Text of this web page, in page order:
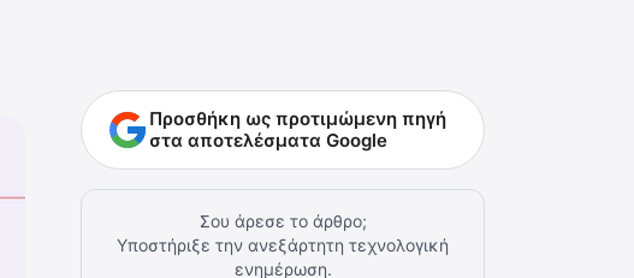
Προσθήκη ως προτιμώμενη πηγή
στα αποτελέσματα Google
Σου άρεσε το άρθρο;
Υποστήριξε την ανεξάρτητη τεχνολογική
ενημέρωση.